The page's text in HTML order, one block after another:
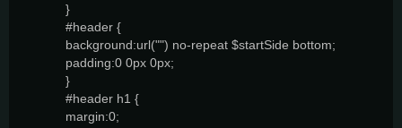
}
#header {
background:url("") no-repeat $startSide bottom;
padding:0 0px 0px;
}
#header h1 {
margin:0;